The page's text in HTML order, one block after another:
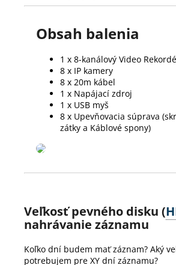
Obsah balenia
1 x 8-kanálový Video
8 x IP kamery
8 x 20m kábel
1 x Napájací zdroj
1 x USB myš
8 x Upevňovacia súprava
zátky a Káblové spony)
Veľkosť pevného disku (
nahrávanie záznamu
Koľko dní budem mať záznam? Aký
potrebujem pre XY dní záznamu?